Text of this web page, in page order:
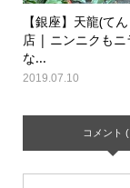
【銀座】天龍(て
店 | ニンニクもニ
な...
2019.07.10
コメント